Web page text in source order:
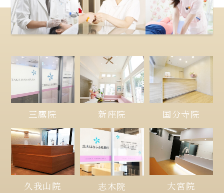
三鷹院 新座院 国分寺院
久我山院 志木院 大宮院